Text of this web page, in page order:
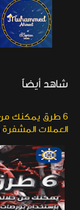
شاهد أيضاً
6 طرق يمكنك
العملات